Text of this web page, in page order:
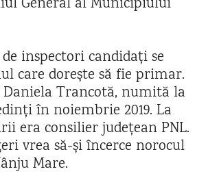
General al Municipiului
inspectori candidați se
care dorește să fie primar.
Daniela Trancotă, numită la
în noiembrie 2019. La
era consilier județean PNL.
vrea să-și încerce norocul
Mare.